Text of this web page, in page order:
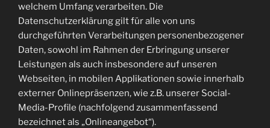
welchem Umfang verarbeiten. Die
Datenschutzerklärung gilt für alle von uns
durchgeführten Verarbeitungen personenbezogener
Daten, sowohl im Rahmen der Erbringung unserer
Leistungen als auch insbesondere auf unseren
Webseiten, in mobilen Applikationen sowie innerhalb
externer Onlinepräsenzen, wie z.B. unserer Social-
Media-Profile (nachfolgend zusammenfassend
bezeichnet als „Onlineangebot“).